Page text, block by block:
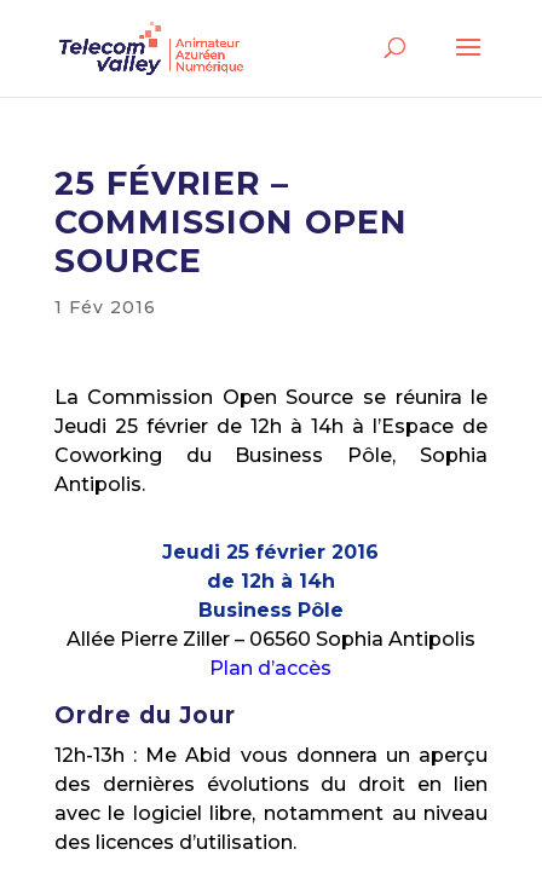
25 FÉVRIER –
COMMISSION OPEN
SOURCE
1 Fév 2016
La Commission Open Source se réunira le
Jeudi 25 février de 12h à 14h à l’Espace de
Coworking du Business Pôle, Sophia
Antipolis.
Jeudi 25 février 2016
de 12h à 14h
Business Pôle
Allée Pierre Ziller – 06560 Sophia Antipolis
Plan d’accès
Ordre du Jour
12h-13h : Me Abid vous donnera un aperçu
des dernières évolutions du droit en lien
avec le logiciel libre, notamment au niveau
des licences d’utilisation.